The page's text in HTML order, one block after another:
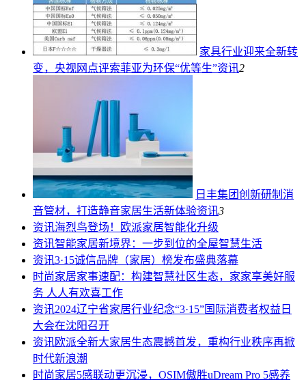
家具行业迎来全新转
变，央视网点评索菲亚为环保“优等生”资讯2
日丰集团创新研制消
音管材，打造静音家居生活新体验资讯3
资讯海烈鸟登场！欧派家居智能化升级
资讯智能家居新境界：一步到位的全屋智慧生活
资讯3·15诚信品牌（家居）榜发布盛典落幕
时尚家居家事速配：构建智慧社区生态，家家享美好服
务 人人有欢喜工作​
资讯2024辽宁省家居行业纪念“3·15”国际消费者权益日
大会在沈阳召开
资讯欧派全新大家居生态震撼首发，重构行业秩序再掀
时代新浪潮
时尚家居5感联动更沉浸，OSIM傲胜uDream Pro 5感养